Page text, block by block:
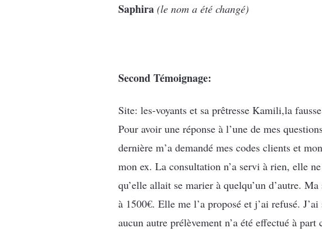
Saphira (le nom a été changé)
Second Témoignage:
Site: les-voyants et sa prêtresse Kamili,la
Pour avoir une réponse à l’une de mes
dernière m’a demandé mes codes clients et
mon ex. La consultation n’a servi à rien, elle
qu’elle allait se marier à quelqu’un d’autre.
à 1500€. Elle me l’a proposé et j’ai refusé.
aucun autre prélèvement n’a été effectué à part